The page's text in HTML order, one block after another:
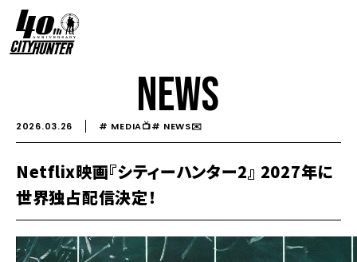
NEWS
2026.03.26 # MEDIA📺# NEWS✉️️
Netflix映画『シティーハンター2』 2027年に
世界独占配信決定！